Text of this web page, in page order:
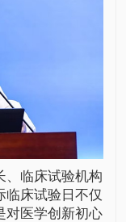
、临床试验机构
临床试验日不仅
对医学创新初心